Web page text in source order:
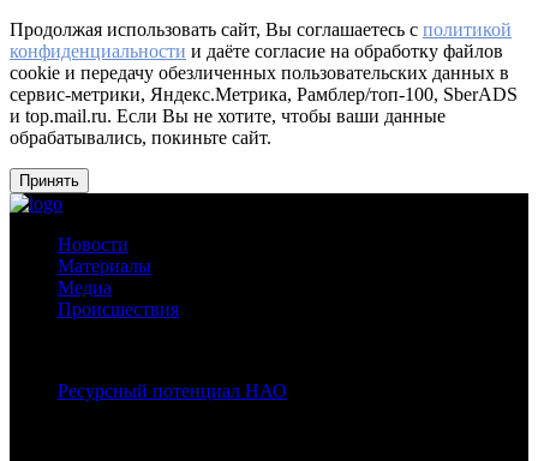
Продолжая использовать сайт, Вы соглашаетесь с политикой
конфиденциальности и даёте согласие на обработку файлов
cookie и передачу обезличенных пользовательских данных в
сервис-метрики, Яндекс.Метрика, Рамблер/топ-100, SberADS
и top.mail.ru. Если Вы не хотите, чтобы ваши данные
обрабатывались, покиньте сайт.
Принять
Новости
Материалы
Медиа
Происшествия
Ресурсный потенциал НАО